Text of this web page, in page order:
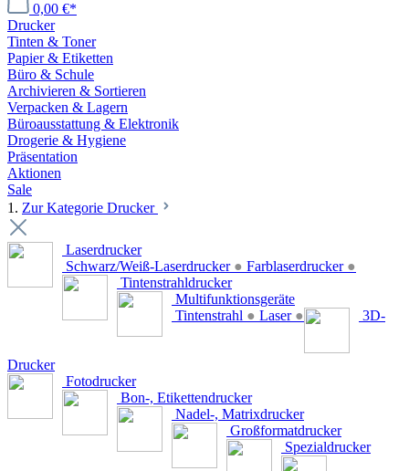
0,00 €*
Drucker
Tinten & Toner
Papier & Etiketten
Büro & Schule
Archivieren & Sortieren
Verpacken & Lagern
Büroausstattung & Elektronik
Drogerie & Hygiene
Präsentation
Aktionen
Sale
1. Zur Kategorie Drucker
Laserdrucker
Schwarz/Weiß-Laserdrucker ● Farblaserdrucker ●
Tintenstrahldrucker
Multifunktionsgeräte
Tintenstrahl ● Laser ● 3D-
Drucker
Fotodrucker
Bon-, Etikettendrucker
Nadel-, Matrixdrucker
Großformatdrucker
Spezialdrucker